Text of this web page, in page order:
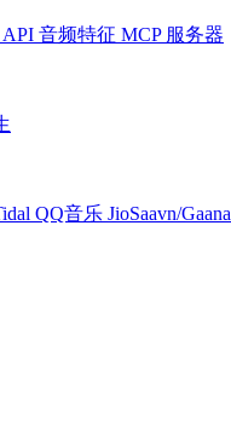
API 音频特征 MCP 服务器
QQ音乐 JioSaavn/Gaana